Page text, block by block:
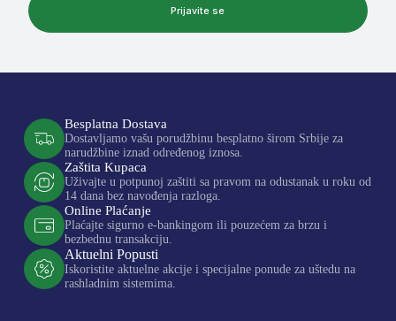
Prijavite se
Besplatna Dostava
Dostavljamo vašu porudžbinu besplatno širom Srbije za
narudžbine iznad određenog iznosa.
Zaštita Kupaca
Uživajte u potpunoj zaštiti sa pravom na odustanak u roku od
14 dana bez navođenja razloga.
Online Plaćanje
Plaćajte sigurno e-bankingom ili pouzećem za brzu i
bezbednu transakciju.
Aktuelni Popusti
Iskoristite aktuelne akcije i specijalne ponude za uštedu na
rashladnim sistemima.